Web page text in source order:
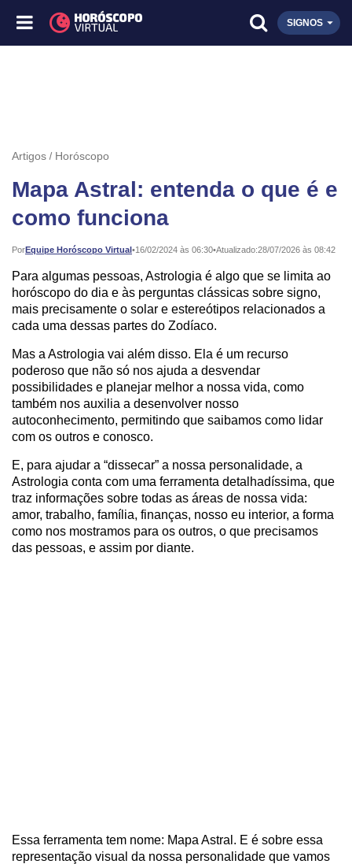
SIGNOS
Artigos Horóscopo
Mapa Astral: entenda o que é e
como funciona
PorEquipe Horóscopo Virtual•
Publicado: 16/02/2024 às 06:30•Atualizado:28/07/2026 às 08:42
Para algumas pessoas, Astrologia é algo que se limita ao
horóscopo do dia e às perguntas clássicas sobre signo,
mais precisamente o solar e estereótipos relacionados a
cada uma dessas partes do Zodíaco.
Mas a Astrologia vai além disso. Ela é um recurso
poderoso que não só nos ajuda a desvendar
possibilidades e planejar melhor a nossa vida, como
também nos auxilia a desenvolver nosso
autoconhecimento, permitindo que saibamos como lidar
com os outros e conosco.
E, para ajudar a “dissecar” a nossa personalidade, a
Astrologia conta com uma ferramenta detalhadíssima, que
traz informações sobre todas as áreas de nossa vida:
amor, trabalho, família, finanças, nosso eu interior, a forma
como nos mostramos para os outros, o que precisamos
das pessoas, e assim por diante.
Essa ferramenta tem nome: Mapa Astral. E é sobre essa
representação visual da nossa personalidade que vamos